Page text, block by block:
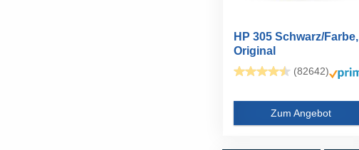
HP 305 Schwarz/Farbe,
Original
Druckerpatronen...
(82642)
Zum Angebot